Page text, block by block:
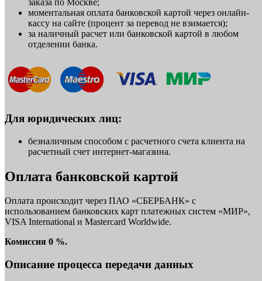
заказа по Москве;
моментальная оплата банковской картой через онлайн-
кассу на сайте (процент за перевод не взимается);
за наличный расчет или банковской картой в любом
отделении банка.
Для юридических лиц:
безналичным способом с расчетного счета клиента на
расчетный счет интернет-магазина.
Оплата банковской картой
Оплата происходит через ПАО «СБЕРБАНК» с
использованием банковских карт платежных систем «МИР»,
VISA International и Mastercard Worldwide.
Комиссия 0 %.
Описание процесса передачи данных